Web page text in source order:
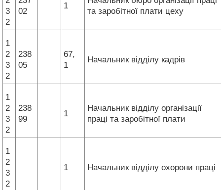
3
2
02
1
та заробітної плати цеху
1
2
3
2
238
05
67,
1
Начальник відділу кадрів
1
2
3
2
238
99
1
Начальник відділу організації
праці та заробітної плати
1
2
3
2
1 Начальник відділу охорони праці